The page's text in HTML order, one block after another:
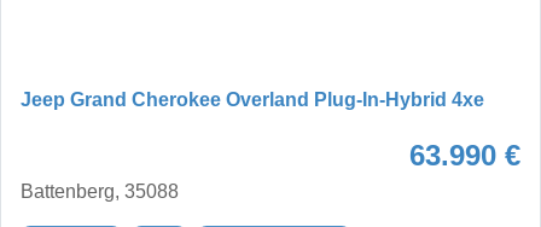
Jeep Grand Cherokee Overland Plug-In-Hybrid 4xe
63.990 €
Battenberg, 35088